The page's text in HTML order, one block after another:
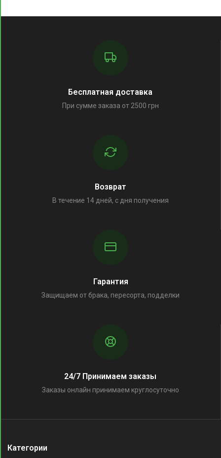
Бесплатная доставка
При сумме заказа от 2500 грн
Возврат
В течение 14 дней, с дня получения
Гарантия
Защищаем от брака, пересорта, подделки
24/7 Принимаем заказы
Заказы онлайн принимаем круглосуточно
Категории